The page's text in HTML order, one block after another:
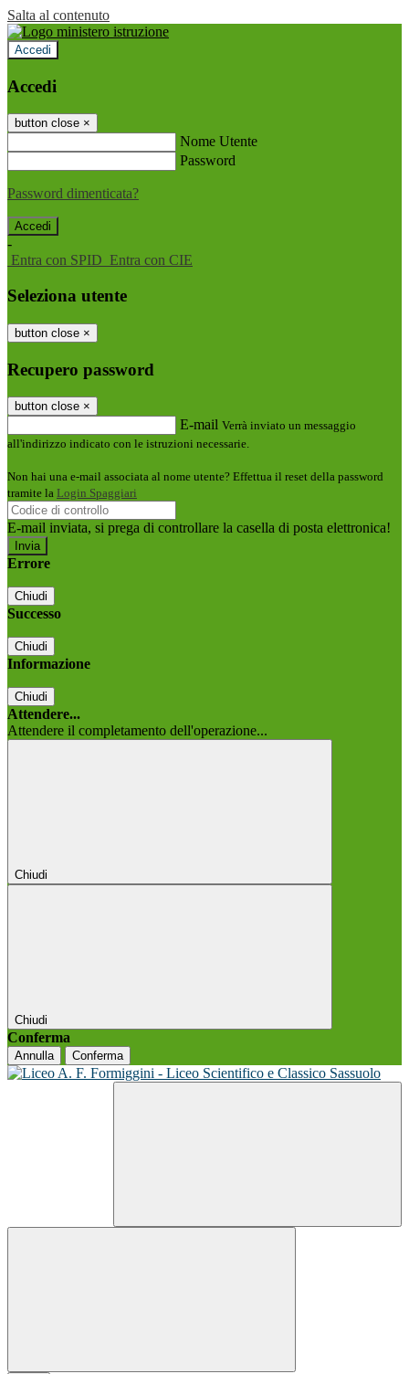
Salta al contenuto
Accedi
Accedi
button close ×
Nome Utente
Password
Password dimenticata?
-
Entra con SPID Entra con CIE
Seleziona utente
button close ×
Recupero password
button close ×
E-mail Verrà inviato un messaggio
all'indirizzo indicato con le istruzioni necessarie.
Non hai una e-mail associata al nome utente? Effettua il reset della password
tramite la Login Spaggiari
E-mail inviata, si prega di controllare la casella di posta elettronica!
Errore
Chiudi
Successo
Chiudi
Informazione
Chiudi
Attendere...
Attendere il completamento dell'operazione...
Chiudi
Chiudi
Conferma
Annulla Conferma